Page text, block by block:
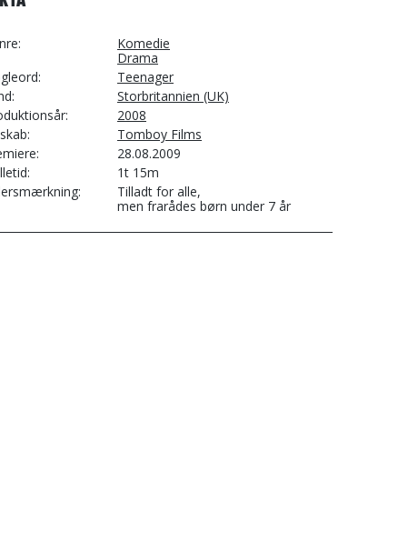
Komedie
Drama
Teenager
Storbritannien (UK)
2008
Tomboy Films
28.08.2009
1t 15m
Tilladt for alle,
men frarådes børn under 7 år